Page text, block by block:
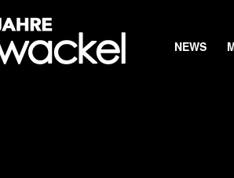
NEWS